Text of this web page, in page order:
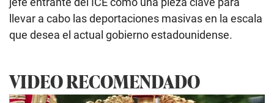
llevar a cabo las deportaciones masivas en la escala
que desea el actual gobierno estadounidense.
VIDEO RECOMENDADO